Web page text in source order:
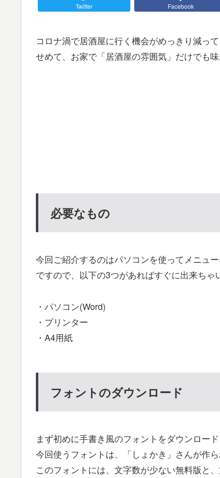
Twitter Facebook
コロナ渦で居酒屋に行く機会がめっきり減って
せめて、お家で「居酒屋の雰囲気」だけでも
必要なもの
今回ご紹介するのはパソコンを使ってメニュー
ですので、以下の3つがあればすぐに出来ちゃ
・パソコン(Word)
・プリンター
・A4用紙
フォントのダウンロード
まず初めに手書き風のフォントをダウンロード
今回使うフォントは、「しょかき」さんが作
このフォントには、文字数が少ない無料版と